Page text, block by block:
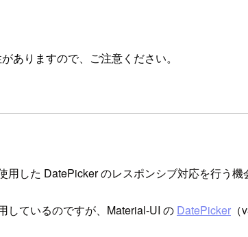
ありますので、ご注意ください。
用した DatePicker のレスポンシブ対応を行う
しているのですが、Material-UI の DatePicker